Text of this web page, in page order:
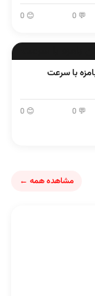
💬 0
😊 0
با سرعت
💬 0
😊 0
مشاهده همه ←